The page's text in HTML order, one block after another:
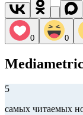
0 0
5
самых читаемых